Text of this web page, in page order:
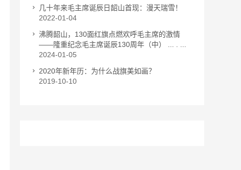
几十年来毛主席诞辰日韶山首现：漫天瑞雪！
2022-01-04
沸腾韶山，130面红旗点燃欢呼毛主席的激情
——隆重纪念毛主席诞辰130周年（中） ... . ...
2024-01-05
2020年新年历：为什么战旗美如画？
2019-10-10